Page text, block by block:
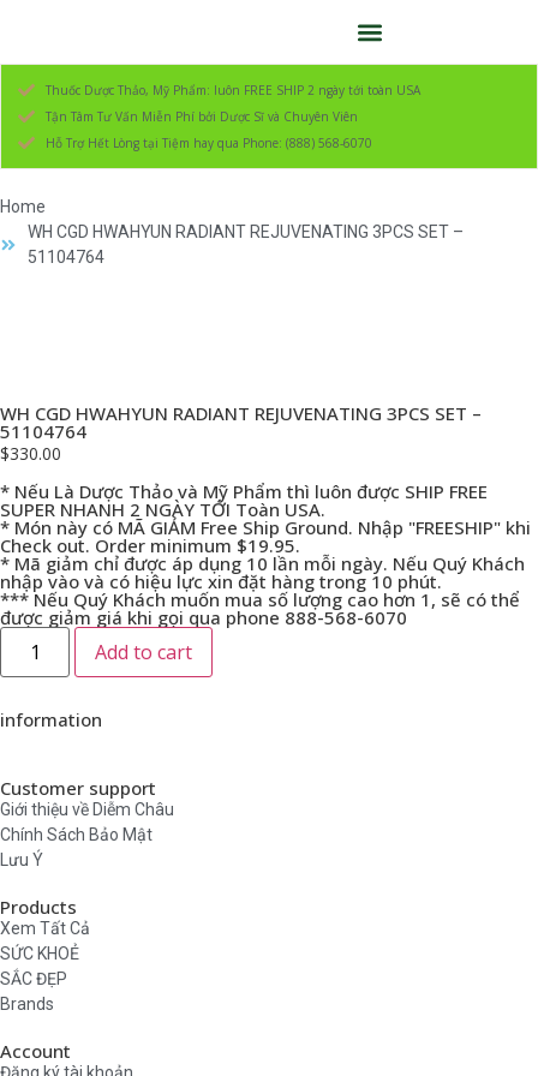
Thuốc Dược Thảo, Mỹ Phẩm: luôn FREE SHIP 2 ngày tới toàn USA
Tận Tâm Tư Vấn Miễn Phí bởi Dược Sĩ và Chuyên Viên
Hỗ Trợ Hết Lòng tại Tiệm hay qua Phone: (888) 568-6070
Home
WH CGD HWAHYUN RADIANT REJUVENATING 3PCS SET –
51104764
WH CGD HWAHYUN RADIANT REJUVENATING 3PCS SET –
51104764
$330.00
* Nếu Là Dược Thảo và Mỹ Phẩm thì luôn được SHIP FREE
SUPER NHANH 2 NGÀY TỚI Toàn USA.
* Món này có MÃ GIẢM Free Ship Ground. Nhập "FREESHIP" khi
Check out. Order minimum $19.95.
* Mã giảm chỉ được áp dụng 10 lần mỗi ngày. Nếu Quý Khách
nhập vào và có hiệu lực xin đặt hàng trong 10 phút.
*** Nếu Quý Khách muốn mua số lượng cao hơn 1, sẽ có thể
được giảm giá khi gọi qua phone 888-568-6070
Add to cart
information
Customer support
Giới thiệu về Diễm Châu
Chính Sách Bảo Mật
Lưu Ý
Products
Xem Tất Cả
SỨC KHOẺ
SẮC ĐẸP
Brands
Account